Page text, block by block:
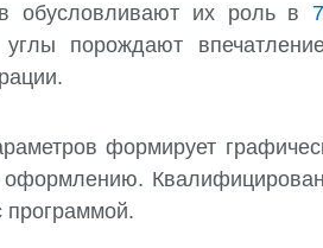
обусловливают их роль в
порождают
формирует
программой.